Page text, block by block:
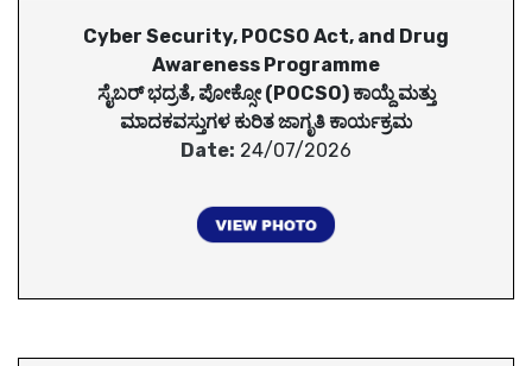
Cyber Security, POCSO Act, and Drug
Awareness Programme
ಸೈಬರ್ ಭದ್ರತೆ, ಪೋಕ್ಸೋ (POCSO) ಕಾಯ್ದೆ ಮತ್ತು
ಮಾದಕವಸ್ತುಗಳ ಕುರಿತ ಜಾಗೃತಿ ಕಾರ್ಯಕ್ರಮ
Date: 24/07/2026